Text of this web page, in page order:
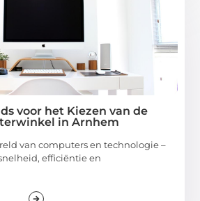
voor het Kiezen van de
in Arnhem
van computers en technologie –
efficiëntie en